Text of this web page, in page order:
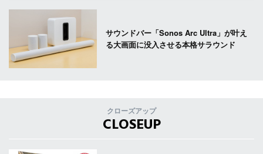
サウンドバー「Sonos Arc Ultra」が叶え
る大画面に没入させる本格サラウンド
クローズアップ
CLOSEUP